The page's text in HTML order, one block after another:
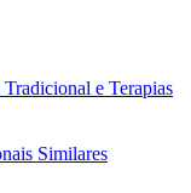
e Terapias
Similares